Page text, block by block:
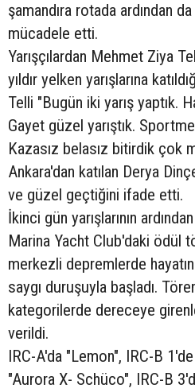
şamandıra rotada ardından
mücadele etti.
Yarışçılardan Mehmet Ziya
yıldır yelken yarışlarına
Telli "Bugün iki yarış yaptık.
Gayet güzel yarıştık.
Kazasız belasız bitirdik çok
Ankara'dan katılan Derya
ve güzel geçtiğini ifade etti.
İkinci gün yarışlarının
Marina Yacht Club'daki ödül
merkezli depremlerde
saygı duruşuyla başladı.
kategorilerde dereceye
verildi.
IRC-A'da "Lemon", IRC-B
"Aurora X- Schüco", IRC-B